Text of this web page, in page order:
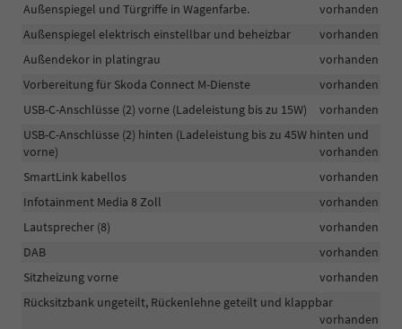
Außenspiegel und Türgriffe in Wagenfarbe.
vorhanden
Außenspiegel elektrisch einstellbar und beheizbar
vorhanden
Außendekor in platingrau
vorhanden
Vorbereitung für Skoda Connect M-Dienste
vorhanden
USB-C-Anschlüsse (2) vorne (Ladeleistung bis zu 15W)
vorhanden
USB-C-Anschlüsse (2) hinten (Ladeleistung bis zu 45W hinten und
vorne)
vorhanden
SmartLink kabellos
vorhanden
Infotainment Media 8 Zoll
vorhanden
Lautsprecher (8)
vorhanden
DAB
vorhanden
Sitzheizung vorne
vorhanden
Rücksitzbank ungeteilt, Rückenlehne geteilt und klappbar
vorhanden